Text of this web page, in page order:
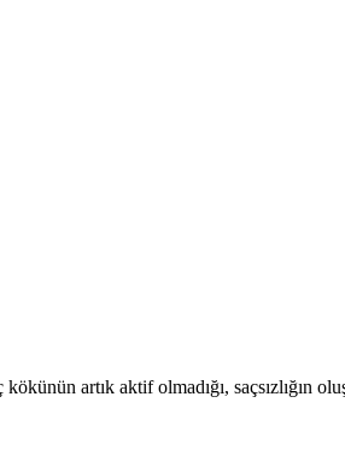
artık aktif olmadığı, saçsızlığın